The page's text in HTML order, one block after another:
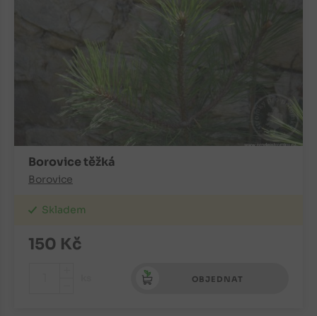
Borovice těžká
Borovice
Skladem
150 Kč
OBJEDNAT